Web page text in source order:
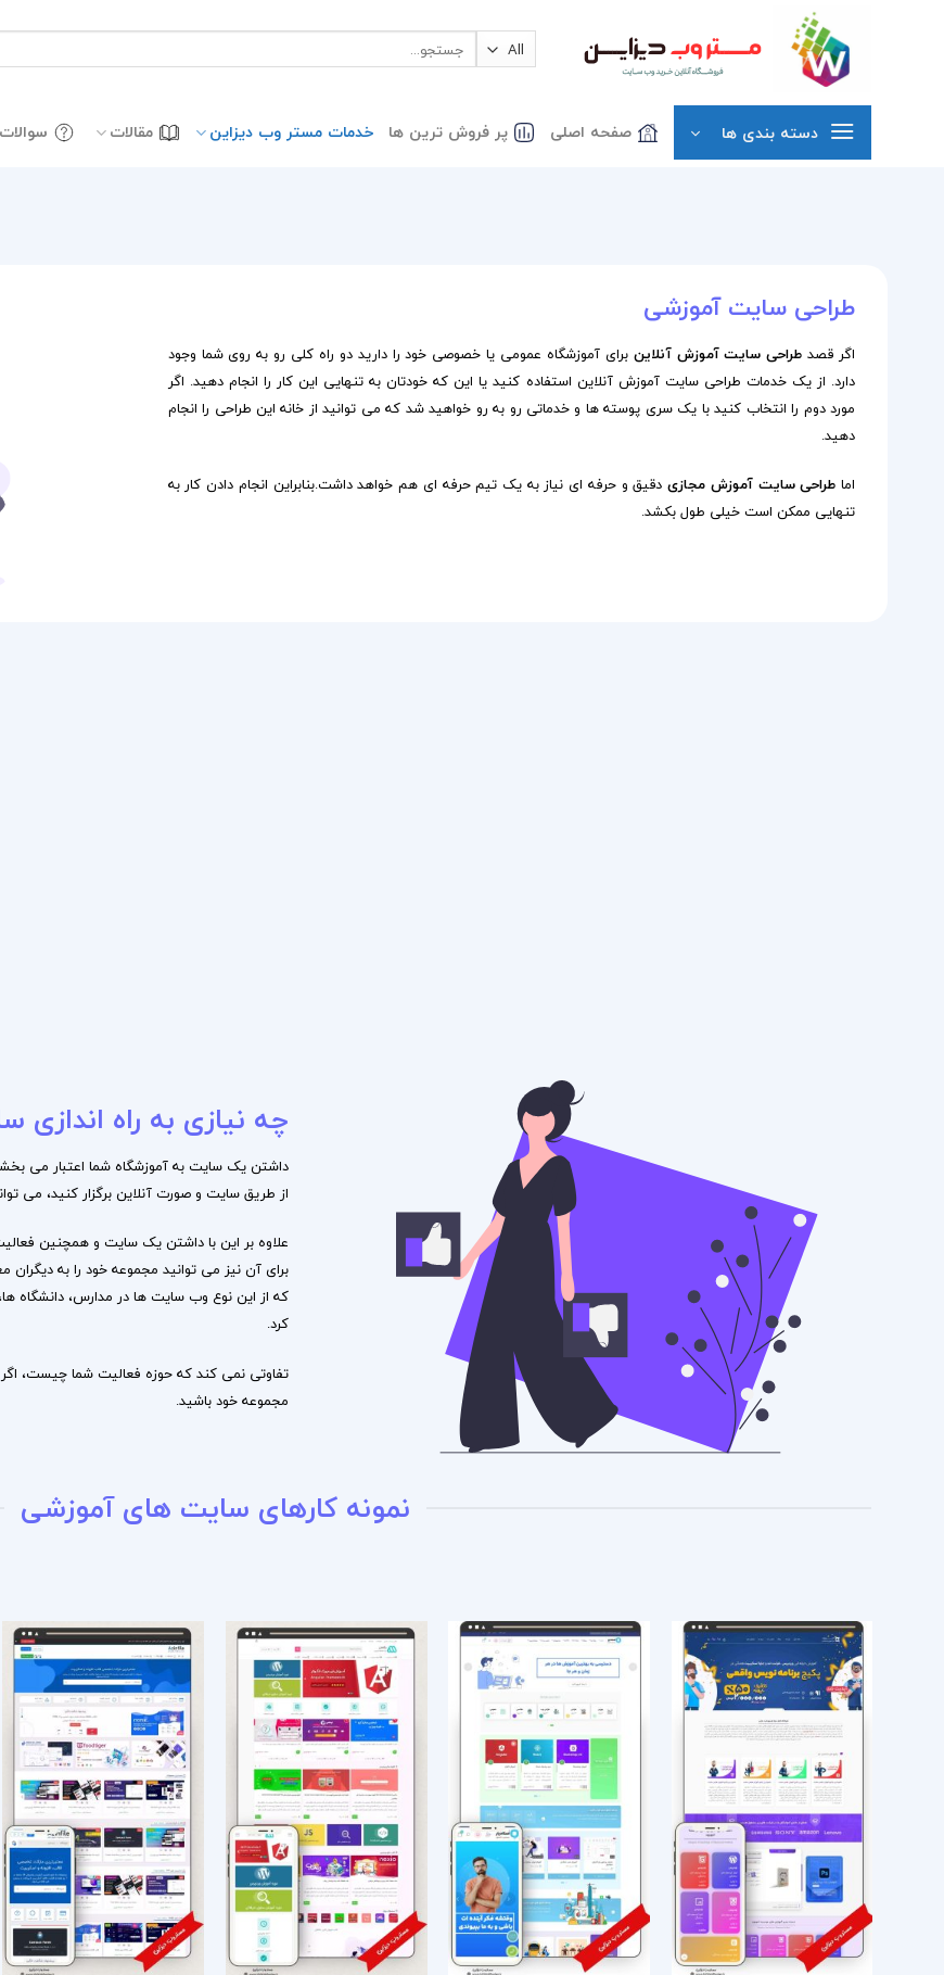
جستجو
برای:
دسته بندی ها صفحه اصلی پر فروش ترین ها خدمات مستر وب دیزاین مقالات
طراحی سایت آموزشی
اگر قصد طراحی سایت آموزش آنلاینبرای آموزشگاه عمومی یا خصوصی خود را دارید دو راه کلی رو به رویشما وجود
دارد. از یک خدمات طراحی سایت آموزش آنلاین استفاده کنید یا این که خودتان به تنهایی این کار را انجام دهید. اگر
مورد دوم را انتخاب کنید با یک سری پوسته ها و خدماتی رو به رو خواهید شد که می توانید از خانه این طراحی را انجام
دهید.
اما طراحی سایت آموزش مجازیدقیق و حرفه ای نیاز به یک تیم حرفه ای هم خواهد داشت.بنابراین انجام دادن کار به
تنهایی ممکن است خیلی طول بکشد.
چه نیازی به راه
داشتن یک سایت به آموزشگاه شما اعتبار می‌
از طریق سایت و صورت آنلاین برگزار کنید، می‌
علاوه بر این با داشتن یک سایت و همچنین
برای آن نیز می‌ توانید مجموعه خود را به
که از این نوع وب سایت‌ ها در مدارس،
کرد.
تفاوتی نمی‌ کند که حوزه فعالیت شما چیست،
مجموعه خود باشید.
نمونه کارهای سایت های آموزشی
مندی
افزودن
مندی
افزودن
علاقه
مندی
افزودن
به
علاقه
مندی
ها